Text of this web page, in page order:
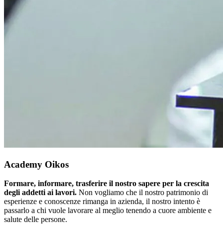
Academy Oikos
Formare, informare, trasferire il nostro sapere per la crescita
degli addetti ai lavori. Non vogliamo che il nostro patrimonio di
esperienze e conoscenze rimanga in azienda, il nostro intento è
passarlo a chi vuole lavorare al meglio tenendo a cuore ambiente e
salute delle persone.